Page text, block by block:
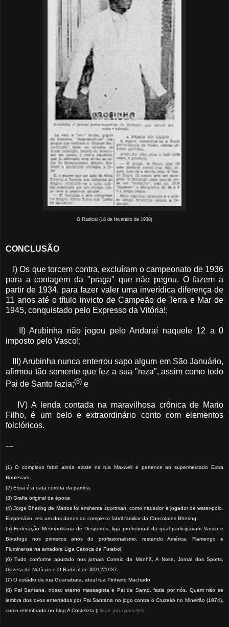
O Radical (18 de fevereiro de 1938)
CONCLUSÃO
I) Os que torcem contra, excluíram o campeonato de 1936
para a contagem da "praga" que não pegou. O fazem a
partir de 1934, para fazer valer uma inverídica diferença de
11 anos até o título invicto de Campeão de Terra e Mar de
1945, conquistado pelo Expresso da Vitória!;
II) Arubinha não jogou pelo Andaraí naquele 12 a 0
imposto pelo Vasco!;
III) Arubinha nunca enterrou sapo algum em São Januário,
afirmou tão somente que fez a sua "reza", assim como todo
Pai de Santo fazia;(8) e
IV) A lenda contada na maravilhosa crônica de Mario
Filho, é um belo e extraordinário conto com elementos
folclóricos.
---
(1) O complexo fabril ainda existe na rua Maxwell e pertence ao supermercado Extra
Boulevard.
(2) Essa é a data correta da partida.
(3) Grafia original da época
(4) Jorge Bhering de Mattos foi eminentesportman , como nadador e jogador de water-polo.
Empresário, era um dos donos do complexo fabril-familiar da Chocolates Bhering.
(5) Federação Metropolitana de Desportos, liga profissional da qual participavam Vasco e
Botafogo nos primeiros anos do profissionalismo, restando América, Flamengo e
Fluminense na amadora Liga Carioca de Futebol.
(6) Tudo conforme apurado nos jornais Correio da Manhã, A Noite, Jornal dos Sports,
Gazeta de Notícias e O Radical de 30/12/1937.
(7) O estádio da rua Guanabara, atual rua Pinheiro Machado.
(8) Pai Santana, nosso eterno massagista e Pai de Santo, fazia por nós. Quem não se
lembra dos ovos enterrados por Pai Santana no jogo contra o Cruzeiro no Mineirão (1974),
como relembrado no blog A Costeleta (clique aqui para ler)